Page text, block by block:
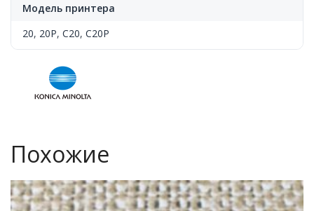
Модель принтера
20, 20P, C20, C20P
Похожие